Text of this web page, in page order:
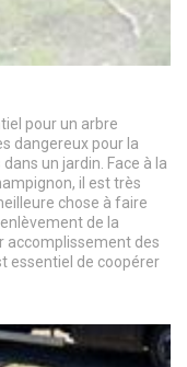
pour un arbre
dangereux pour la
un jardin. Face à la
il est très
chose à faire
de la
accomplissement des
essentiel de coopérer